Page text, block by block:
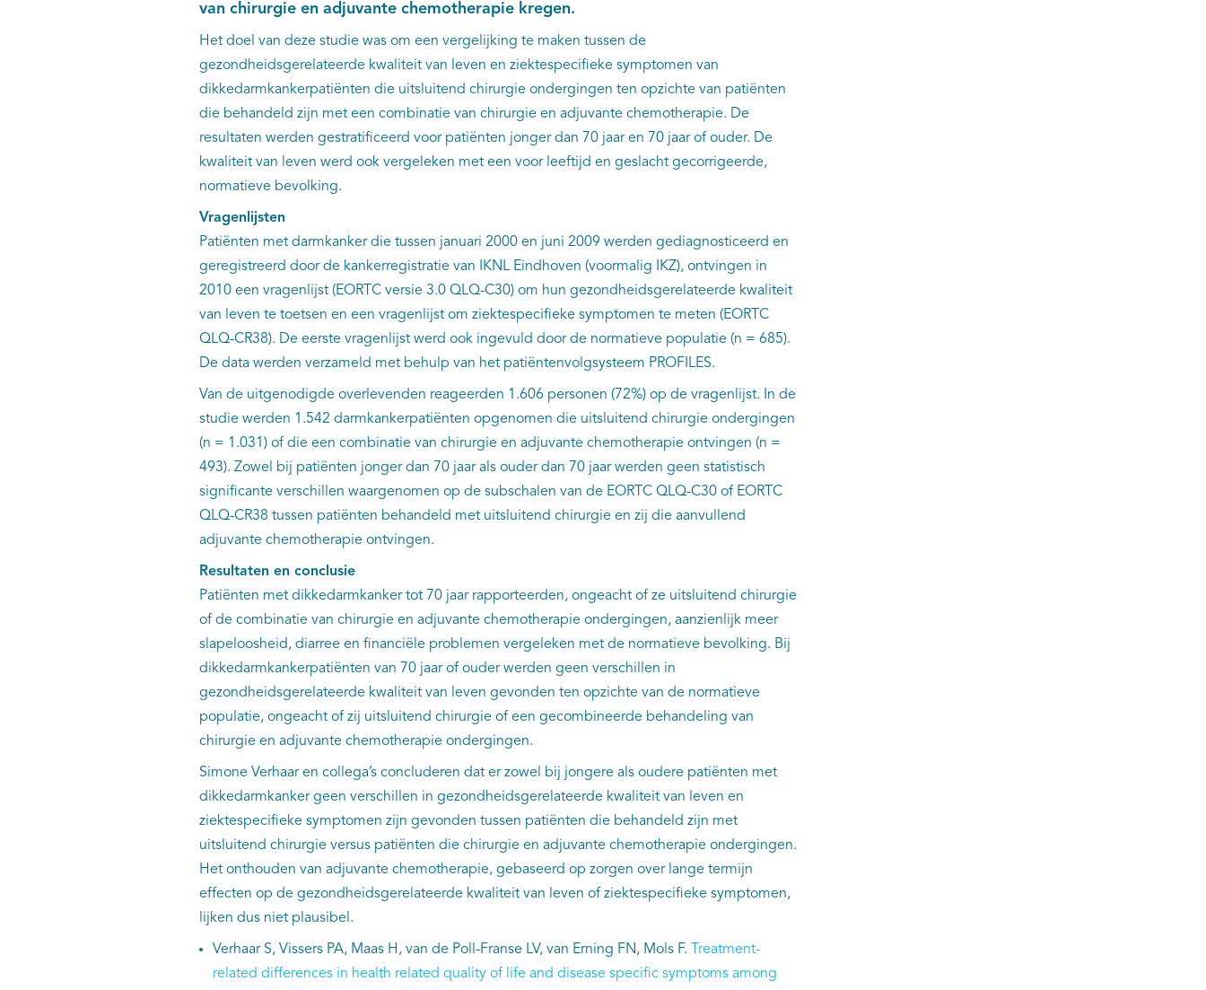
van chirurgie en adjuvante chemotherapie kregen.
Het doel van deze studie was om een vergelijking te maken tussen de
gezondheidsgerelateerde kwaliteit van leven en ziektespecifieke symptomen van
dikkedarmkankerpatiënten die uitsluitend chirurgie ondergingen ten opzichte van patiënten
die behandeld zijn met een combinatie van chirurgie en adjuvante chemotherapie. De
resultaten werden gestratificeerd voor patiënten jonger dan 70 jaar en 70 jaar of ouder. De
kwaliteit van leven werd ook vergeleken met een voor leeftijd en geslacht gecorrigeerde,
normatieve bevolking.
Vragenlijsten
Patiënten met darmkanker die tussen januari 2000 en juni 2009 werden gediagnosticeerd en
geregistreerd door de kankerregistratie van IKNL Eindhoven (voormalig IKZ), ontvingen in
2010 een vragenlijst (EORTC versie 3.0 QLQ-C30) om hun gezondheidsgerelateerde kwaliteit
van leven te toetsen en een vragenlijst om ziektespecifieke symptomen te meten (EORTC
QLQ-CR38). De eerste vragenlijst werd ook ingevuld door de normatieve populatie (n = 685).
De data werden verzameld met behulp van het patiëntenvolgsysteem PROFILES.
Van de uitgenodigde overlevenden reageerden 1.606 personen (72%) op de vragenlijst. In de
studie werden 1.542 darmkankerpatiënten opgenomen die uitsluitend chirurgie ondergingen
(n = 1.031) of die een combinatie van chirurgie en adjuvante chemotherapie ontvingen (n =
493). Zowel bij patiënten jonger dan 70 jaar als ouder dan 70 jaar werden geen statistisch
significante verschillen waargenomen op de subschalen van de EORTC QLQ-C30 of EORTC
QLQ-CR38 tussen patiënten behandeld met uitsluitend chirurgie en zij die aanvullend
adjuvante chemotherapie ontvingen.
Resultaten en conclusie
Patiënten met dikkedarmkanker tot 70 jaar rapporteerden, ongeacht of ze uitsluitend chirurgie
of de combinatie van chirurgie en adjuvante chemotherapie ondergingen, aanzienlijk meer
slapeloosheid, diarree en financiële problemen vergeleken met de normatieve bevolking. Bij
dikkedarmkankerpatiënten van 70 jaar of ouder werden geen verschillen in
gezondheidsgerelateerde kwaliteit van leven gevonden ten opzichte van de normatieve
populatie, ongeacht of zij uitsluitend chirurgie of een gecombineerde behandeling van
chirurgie en adjuvante chemotherapie ondergingen.
Simone Verhaar en collega’s concluderen dat er zowel bij jongere als oudere patiënten met
dikkedarmkanker geen verschillen in gezondheidsgerelateerde kwaliteit van leven en
ziektespecifieke symptomen zijn gevonden tussen patiënten die behandeld zijn met
uitsluitend chirurgie versus patiënten die chirurgie en adjuvante chemotherapie ondergingen.
Het onthouden van adjuvante chemotherapie, gebaseerd op zorgen over lange termijn
effecten op de gezondheidsgerelateerde kwaliteit van leven of ziektespecifieke symptomen,
lijken dus niet plausibel.
Verhaar S, Vissers PA, Maas H, van de Poll-Franse LV, van Erning FN, Mols F.
Treatment-
related differences in health related quality of life and disease specific symptoms among